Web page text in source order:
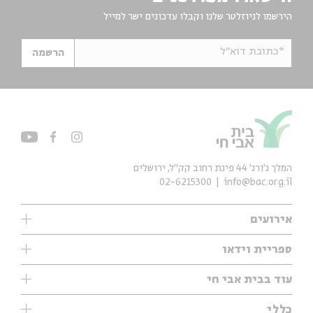
הירשמו לניוזלטר שלנו וקבלו עדכונים ישר למייל
*כתובת דוא"ל הרשמה
אירועים
עיון
אנגלית
נוער
ספריית וידאו
ילדים
מוזיקה
עיון
עוד בבית אבי חי
תערוכות
כללי
המלך ג'ורג' 44 פינת רחוב קק״ל, ירושלים
info@bac.org.il
02-6215300